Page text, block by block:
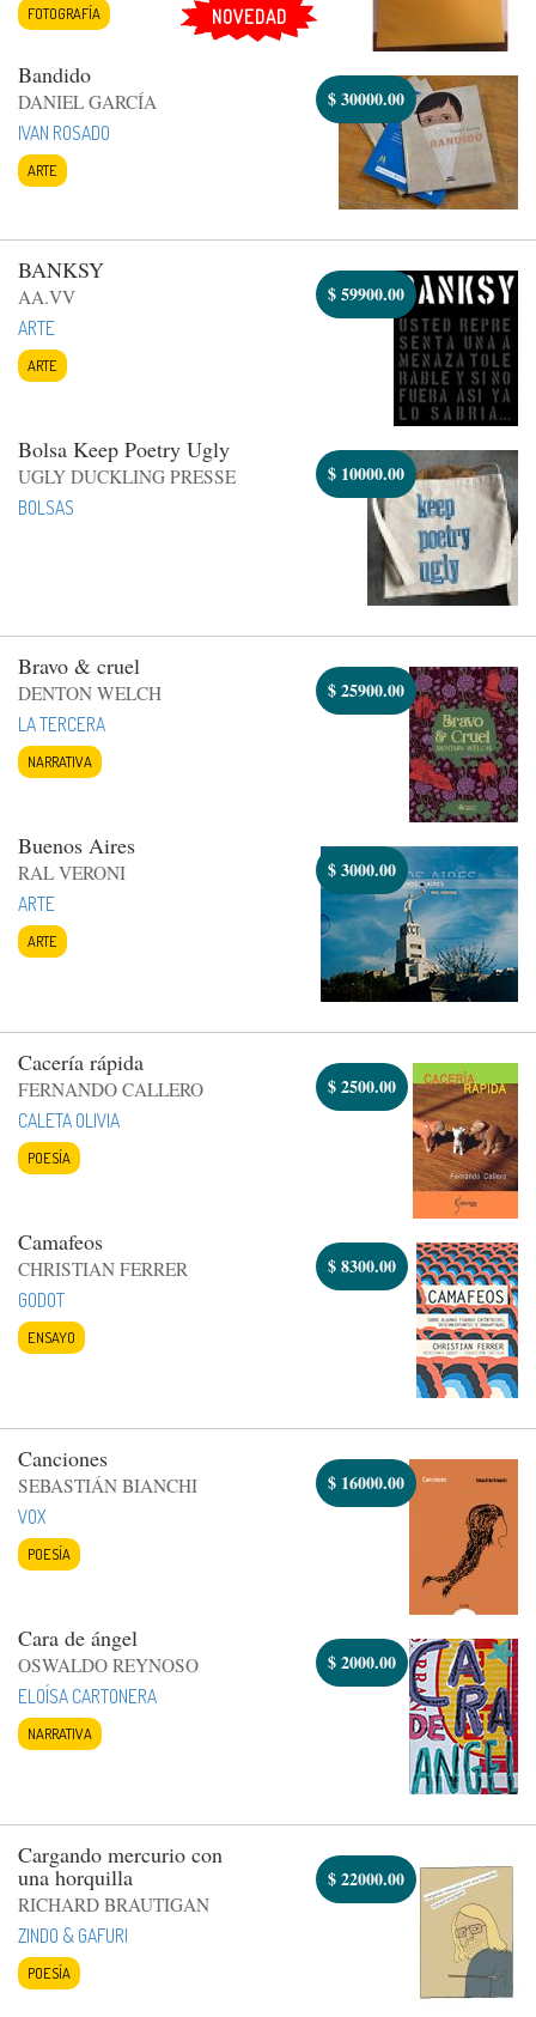
FOTOGRAFÍA NOVEDAD
Bandido
DANIEL GARCÍA
IVAN ROSADO
ARTE
$30000.00
BANKSY
AA.VV
ARTE
ARTE
$59900.00
Bolsa Keep Poetry Ugly
UGLY DUCKLING PRESSE
BOLSAS
$ 10000.00
Bravo & cruel
DENTON WELCH
LA TERCERA
NARRATIVA
$25900.00
Buenos Aires
RAL VERONI
ARTE
ARTE
$3000.00
Cacería rápida
FERNANDO CALLERO
CALETA OLIVIA
POESÍA
$2500.00
Camafeos
CHRISTIAN FERRER
GODOT
ENSAYO
$8300.00
Canciones
SEBASTIÁN BIANCHI
VOX
POESÍA
$ 16000.00
Cara de ángel
OSWALDO REYNOSO
ELOÍSA CARTONERA
NARRATIVA
$2000.00
Cargando mercurio con
una horquilla
RICHARD BRAUTIGAN
ZINDO & GAFURI
POESÍA
$22000.00